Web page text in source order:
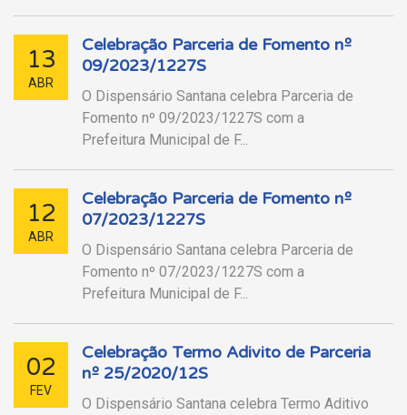
13
ABR
Celebração Parceria de Fomento nº
09/2023/1227S
O Dispensário Santana celebra Parceria de
Fomento nº 09/2023/1227S com a
Prefeitura Municipal de F...
12
ABR
Celebração Parceria de Fomento nº
07/2023/1227S
O Dispensário Santana celebra Parceria de
Fomento nº 07/2023/1227S com a
Prefeitura Municipal de F...
02
FEV
Celebração Termo Adivito de Parceria
nº 25/2020/12S
O Dispensário Santana celebra Termo Aditivo